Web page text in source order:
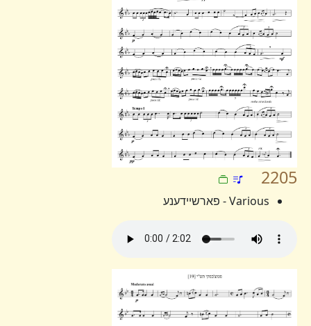
2205
Various - פארשיידענע